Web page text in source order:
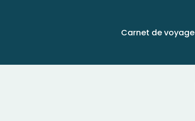
Carnet de voyage